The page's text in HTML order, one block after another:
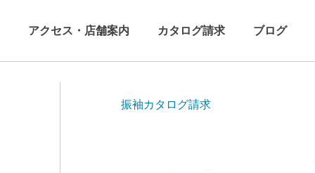
アクセス・店舗案内 カタログ請求 ブログ
振袖カタログ請求